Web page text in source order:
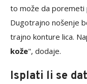
to može da poremeti
Dugotrajno nošenje
trajno konture lica.
kože", dodaje.
Isplati li se